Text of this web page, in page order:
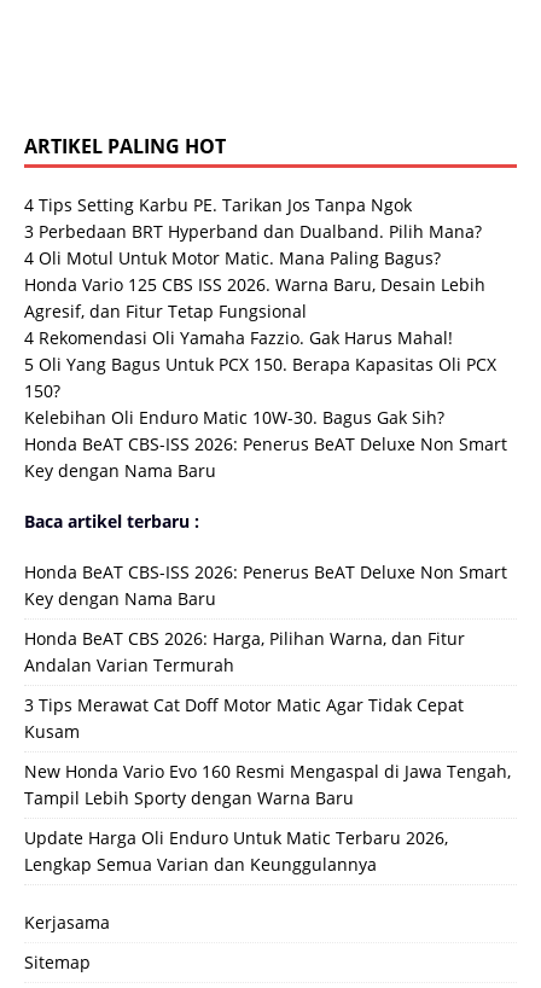
ARTIKEL PALING HOT
4 Tips Setting Karbu PE. Tarikan Jos Tanpa Ngok
3 Perbedaan BRT Hyperband dan Dualband. Pilih Mana?
4 Oli Motul Untuk Motor Matic. Mana Paling Bagus?
Honda Vario 125 CBS ISS 2026. Warna Baru, Desain Lebih
Agresif, dan Fitur Tetap Fungsional
4 Rekomendasi Oli Yamaha Fazzio. Gak Harus Mahal!
5 Oli Yang Bagus Untuk PCX 150. Berapa Kapasitas Oli PCX
150?
Kelebihan Oli Enduro Matic 10W-30. Bagus Gak Sih?
Honda BeAT CBS-ISS 2026: Penerus BeAT Deluxe Non Smart
Key dengan Nama Baru
Baca artikel terbaru :
Honda BeAT CBS-ISS 2026: Penerus BeAT Deluxe Non Smart
Key dengan Nama Baru
Honda BeAT CBS 2026: Harga, Pilihan Warna, dan Fitur
Andalan Varian Termurah
3 Tips Merawat Cat Doff Motor Matic Agar Tidak Cepat
Kusam
New Honda Vario Evo 160 Resmi Mengaspal di Jawa Tengah,
Tampil Lebih Sporty dengan Warna Baru
Update Harga Oli Enduro Untuk Matic Terbaru 2026,
Lengkap Semua Varian dan Keunggulannya
Kerjasama
Sitemap